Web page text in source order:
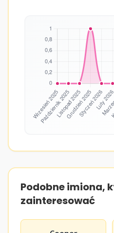
Podobne imiona,
zainteresować